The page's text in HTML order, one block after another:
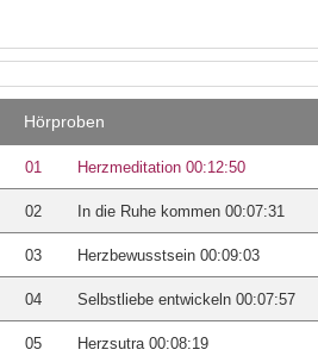
Hörproben
01 Herzmeditation 00:12:50
02 In die Ruhe kommen 00:07:31
03 Herzbewusstsein 00:09:03
04 Selbstliebe entwickeln 00:07:57
05 Herzsutra 00:08:19